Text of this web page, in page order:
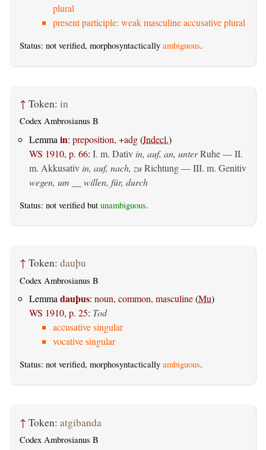
plural
present participle: weak masculine accusative plural
Status: not verified, morphosyntactically ambiguous.
↑ Token: in
Codex Ambrosianus B
Lemma in: preposition, +adg(Indecl.)
WS 1910, p. 66: I. m. Dativ in, auf, an, unterRuhe — II.
m. Akkusativ in, auf, nach, zuRichtung — III. m. Genitiv
wegen, um __ willen, für, durch
Status: not verified but unambiguous.
↑ Token: dauþu
Codex Ambrosianus B
Lemma dauþus: noun, common, masculine(Mu)
WS 1910, p. 25: Tod
accusative singular
vocative singular
Status: not verified, morphosyntactically ambiguous.
↑ Token: atgibanda
Codex Ambrosianus B